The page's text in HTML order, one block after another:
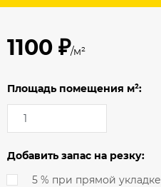
1100 ₽/м²
Площадь помещения м²:
Добавить запас на резку:
5 % при прямой укладке